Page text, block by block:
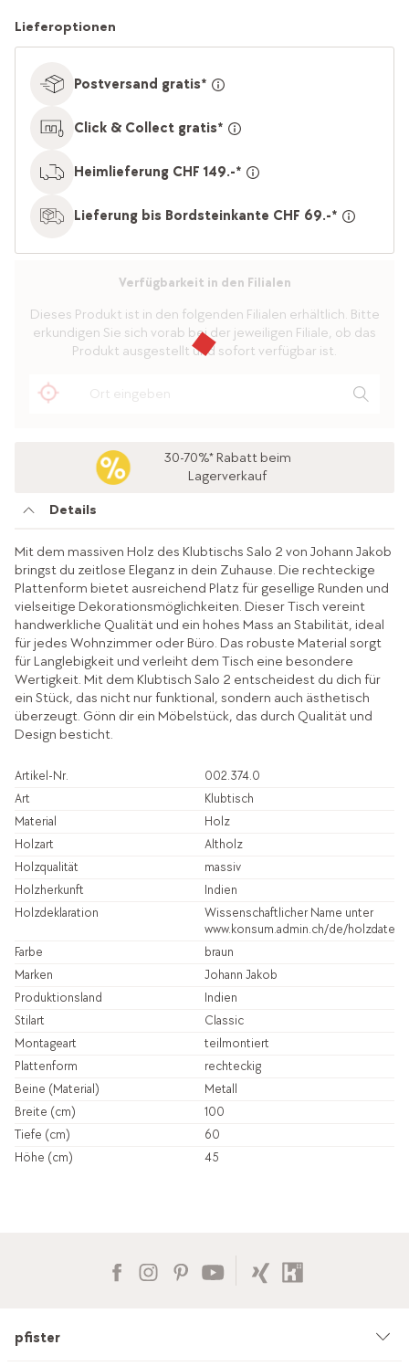
Lieferoptionen
Postversand gratis*
Click & Collect gratis*
Heimlieferung CHF 149.-*
Lieferung bis Bordsteinkante CHF 69.-*
Verfügbarkeit in den Filialen
Dieses Produkt ist in den folgenden Filialen erhältlich. Bitte
erkundigen Sie sich vorab bei der jeweiligen Filiale, ob das
Produkt ausgestellt und sofort verfügbar ist.
30-70%* Rabatt beim
Lagerverkauf
Details
Mit dem massiven Holz des Klubtischs Salo 2 von Johann Jakob
bringst du zeitlose Eleganz in dein Zuhause. Die rechteckige
Plattenform bietet ausreichend Platz für gesellige Runden und
vielseitige Dekorationsmöglichkeiten. Dieser Tisch vereint
handwerkliche Qualität und ein hohes Mass an Stabilität, ideal
für jedes Wohnzimmer oder Büro. Das robuste Material sorgt
für Langlebigkeit und verleiht dem Tisch eine besondere
Wertigkeit. Mit dem Klubtisch Salo 2 entscheidest du dich für
ein Stück, das nicht nur funktional, sondern auch ästhetisch
überzeugt. Gönn dir ein Möbelstück, das durch Qualität und
Design besticht.
Artikel-Nr.
002.374.0
Art
Klubtisch
Material
Holz
Holzart
Altholz
Holzqualität
massiv
Holzherkunft
Indien
Holzdeklaration
Wissenschaftlicher Name unter
www.konsum.admin.ch/de/
Farbe
braun
Marken
Johann Jakob
Produktionsland
Indien
Stilart
Classic
Montageart
teilmontiert
Plattenform
rechteckig
Beine (Material)
Metall
Breite (cm)
100
Tiefe (cm)
60
Höhe (cm)
45
pfister